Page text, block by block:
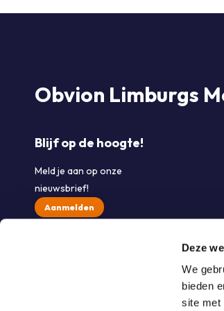
Deze
We
bieden
site met
Obvion Limburgs
Blijf op de hoogte!
Meld je aan op onze
nieuwsbrief!
Aanmelden